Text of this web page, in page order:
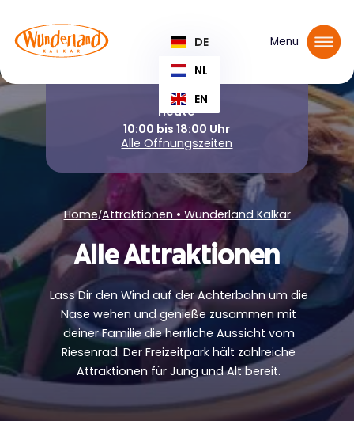
DE
NL
EN
Menu
Heute
10:00 bis 18:00 Uhr
Alle Öffnungszeiten
Tickets reservieren
Home/Attraktionen • Wunderland Kalkar
Alle Attraktionen
Lass Dir den Wind auf der Achterbahn um die
Nase wehen und genieße zusammen mit
deiner Familie die herrliche Aussicht vom
Riesenrad. Der Freizeitpark hält zahlreiche
Attraktionen für Jung und Alt bereit.